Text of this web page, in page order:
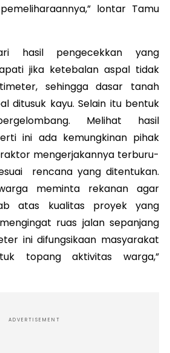
lontar Tamu
hasil pengecekkan yang
jika ketebalan aspal tidak
sehingga dasar tanah
ditusuk kayu. Selain itu bentuk
Melihat hasil
ini ada kemungkinan pihak
mengerjakannya terburu-
rencana yang ditentukan.
meminta rekanan agar
atas kualitas proyek yang
ruas jalan sepanjang
ini difungsikaan masyarakat
topang aktivitas warga,”
ADVERTISEMENT